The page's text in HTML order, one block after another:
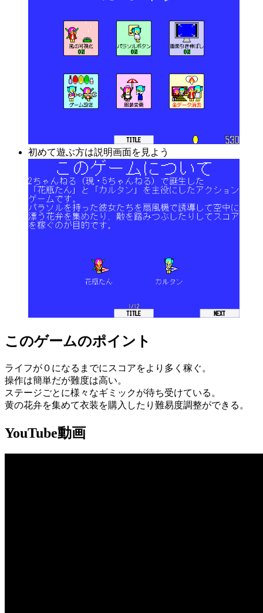
初めて遊ぶ方は説明画面を見よう
このゲームのポイント
ライフが０になるまでにスコアをより多く稼ぐ。
操作は簡単だが難度は高い。
ステージごとに様々なギミックが待ち受けている。
黄の花弁を集めて衣装を購入したり難易度調整ができる。
YouTube動画